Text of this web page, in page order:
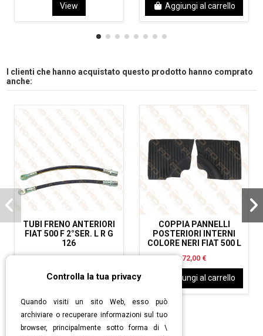
View Aggiungi al carrello
I clienti che hanno acquistato questo prodotto hanno comprato
anche:
TUBI FRENO ANTERIORI
FIAT 500 F 2°SER. L R G
126
Aggiungi al carrello
COPPIA PANNELLI
POSTERIORI INTERNI
COLORE NERI FIAT 500 L
72,00 €
Aggiungi al carrello
Controlla la tua privacy
Quando visiti un sito Web, esso può
archiviare o recuperare informazioni sul tuo
browser, principalmente sotto forma di \